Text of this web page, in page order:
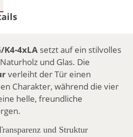
K4-4xLA setzt auf ein stilvolles
und Glas. Die
verleiht der Tür einen
Charakter, während die vier
helle, freundliche
und Struktur